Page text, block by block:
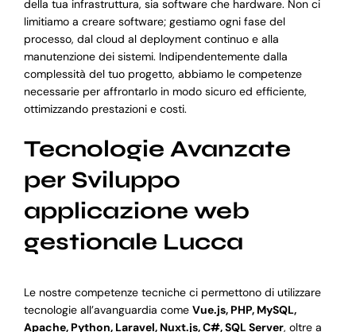
della tua infrastruttura, sia software che hardware. Non ci
limitiamo a creare software; gestiamo ogni fase del
processo, dal cloud al deployment continuo e alla
manutenzione dei sistemi. Indipendentemente dalla
complessità del tuo progetto, abbiamo le competenze
necessarie per affrontarlo in modo sicuro ed efficiente,
ottimizzando prestazioni e costi.
Tecnologie Avanzate
per Sviluppo
applicazione web
gestionale Lucca
Le nostre competenze tecniche ci permettono di utilizzare
tecnologie all’avanguardia come Vue.js, PHP, MySQL,
Apache, Python, Laravel, Nuxt.js, C#, SQL Server, oltre a